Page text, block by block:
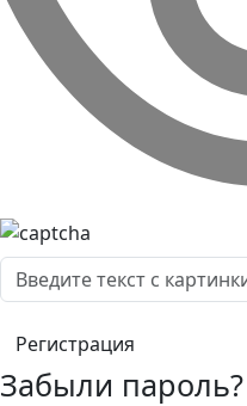
Забыли пароль?